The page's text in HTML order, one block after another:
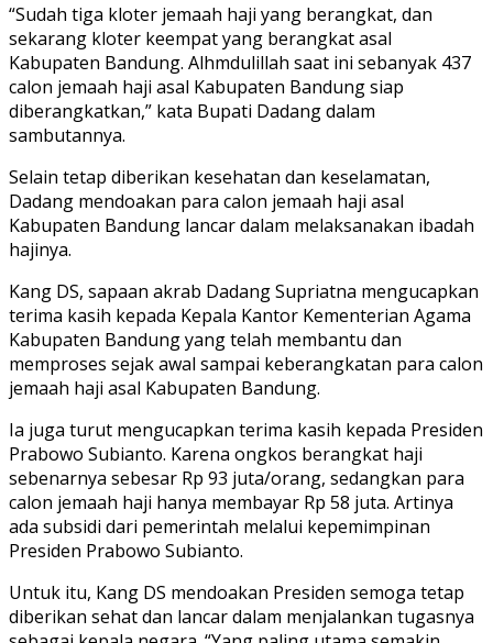
“Sudah tiga kloter jemaah haji yang berangkat, dan
sekarang kloter keempat yang berangkat asal
Kabupaten Bandung. Alhmdulillah saat ini sebanyak 437
calon jemaah haji asal Kabupaten Bandung siap
diberangkatkan,” kata Bupati Dadang dalam
sambutannya.
Selain tetap diberikan kesehatan dan keselamatan,
Dadang mendoakan para calon jemaah haji asal
Kabupaten Bandung lancar dalam melaksanakan ibadah
hajinya.
Kang DS, sapaan akrab Dadang Supriatna mengucapkan
terima kasih kepada Kepala Kantor Kementerian Agama
Kabupaten Bandung yang telah membantu dan
memproses sejak awal sampai keberangkatan para calon
jemaah haji asal Kabupaten Bandung.
Ia juga turut mengucapkan terima kasih kepada Presiden
Prabowo Subianto. Karena ongkos berangkat haji
sebenarnya sebesar Rp 93 juta/orang, sedangkan para
calon jemaah haji hanya membayar Rp 58 juta. Artinya
ada subsidi dari pemerintah melalui kepemimpinan
Presiden Prabowo Subianto.
Untuk itu, Kang DS mendoakan Presiden semoga tetap
diberikan sehat dan lancar dalam menjalankan tugasnya